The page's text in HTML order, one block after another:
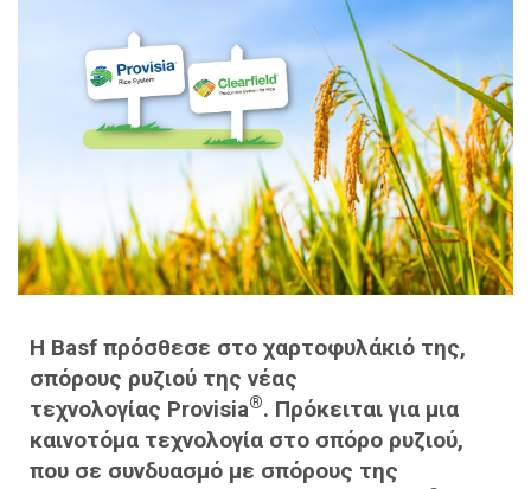
H Basf πρόσθεσε στο χαρτοφυλάκιό της,
σπόρους ρυζιού της νέας
τεχνολογίας Provisia®. Πρόκειται για μια
καινοτόμα τεχνολογία στο σπόρο ρυζιού,
που σε συνδυασμό με σπόρους της